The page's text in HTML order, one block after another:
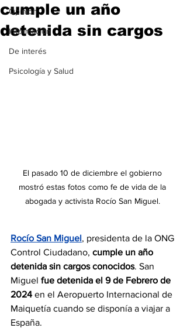
Opinión
Información
De interés
Psicología y Salud
cumple un año
detenida sin cargos
El pasado 10 de diciembre el gobierno
mostró estas fotos como fe de vida de la
abogada y activista Rocío San Miguel.
Rocío San Miguel, presidenta de la ONG
Control Ciudadano, cumple un año
detenida sin cargos conocidos. San
Miguel fue detenida el 9 de Febrero de
2024 en el Aeropuerto Internacional de
Maiquetía cuando se disponía a viajar a
España.